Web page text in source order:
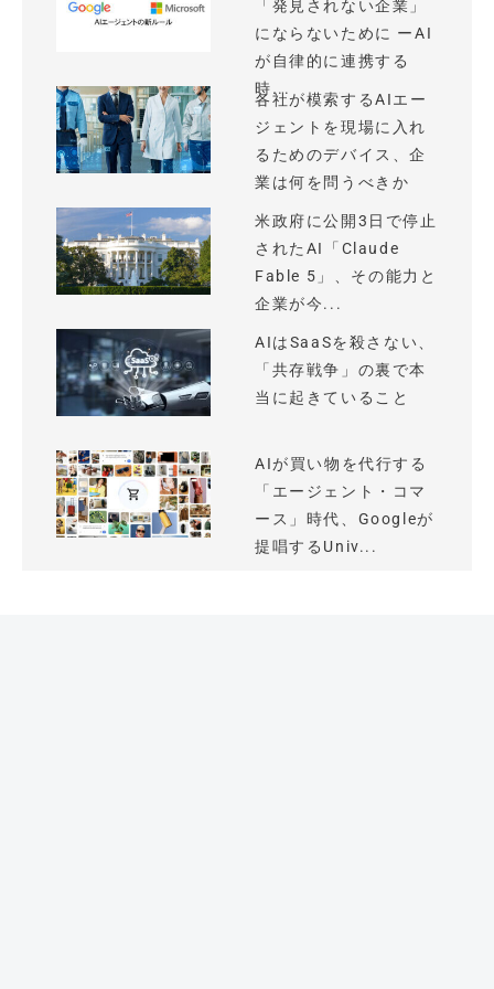
「発見されない企業」
にならないために ーAI
が自律的に連携する
時...
各社が模索するAIエー
ジェントを現場に入れ
るためのデバイス、企
業は何を問うべきか
米政府に公開3日で停止
されたAI「Claude
Fable 5」、その能力と
企業が今...
AIはSaaSを殺さない、
「共存戦争」の裏で本
当に起きていること
AIが買い物を代行する
「エージェント・コマ
ース」時代、Googleが
提唱するUniv...